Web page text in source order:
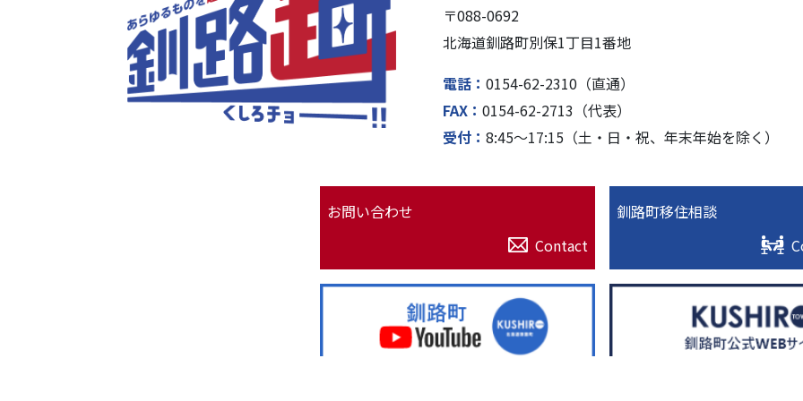
〒088-0692
北海道釧路町別保1丁⽬1番地
電話
0154-62-2310（直通）
FAX
0154-62-2713（代表）
受付
8:45〜17:15（⼟・⽇・祝、年末年始を除く）
お問い合わせ
Contact
釧路町移住相談